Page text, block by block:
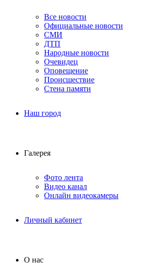
Все новости
Официальные новости
СМИ
ДТП
Народные новости
Очевидец
Оповещение
Происшествие
Стена памяти
Наш город
Галерея
Фото лента
Видео канал
Онлайн видеокамеры
Личный кабинет
О нас